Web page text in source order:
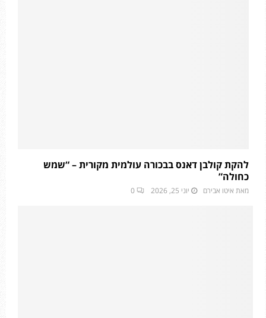
להקת קולבן דאנס בבכורה עולמית מקורית – “שמש
כחולה”
מאת איטו אבירם יוני 25, 2026 0